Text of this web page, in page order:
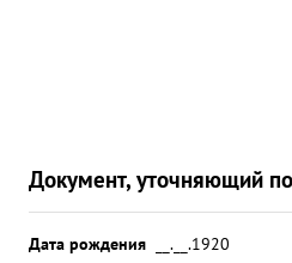
Документ, уточняющий
Дата рождения
__.__.1920